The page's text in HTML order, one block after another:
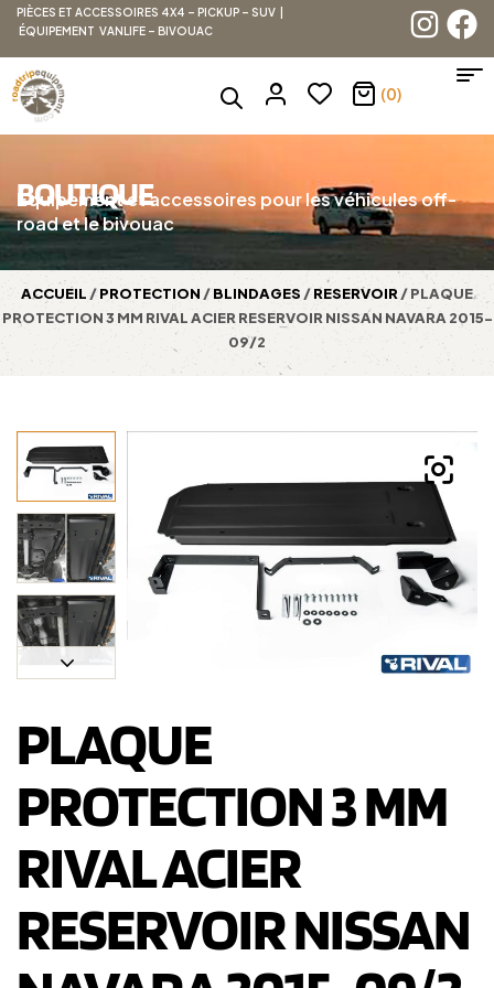
PIÈCES ET ACCESSOIRES 4X4 – PICKUP – SUV |
ÉQUIPEMENT VANLIFE – BIVOUAC
(0)
BOUTIQUE
Équipement et accessoires pour les véhicules off-
road et le bivouac
ACCUEIL /PROTECTION /BLINDAGES /RESERVOIR / PLAQUE
PROTECTION 3 MM RIVAL ACIER RESERVOIR NISSAN NAVARA 2015-
09/2
PLAQUE
PROTECTION 3 MM
RIVAL ACIER
RESERVOIR NISSAN